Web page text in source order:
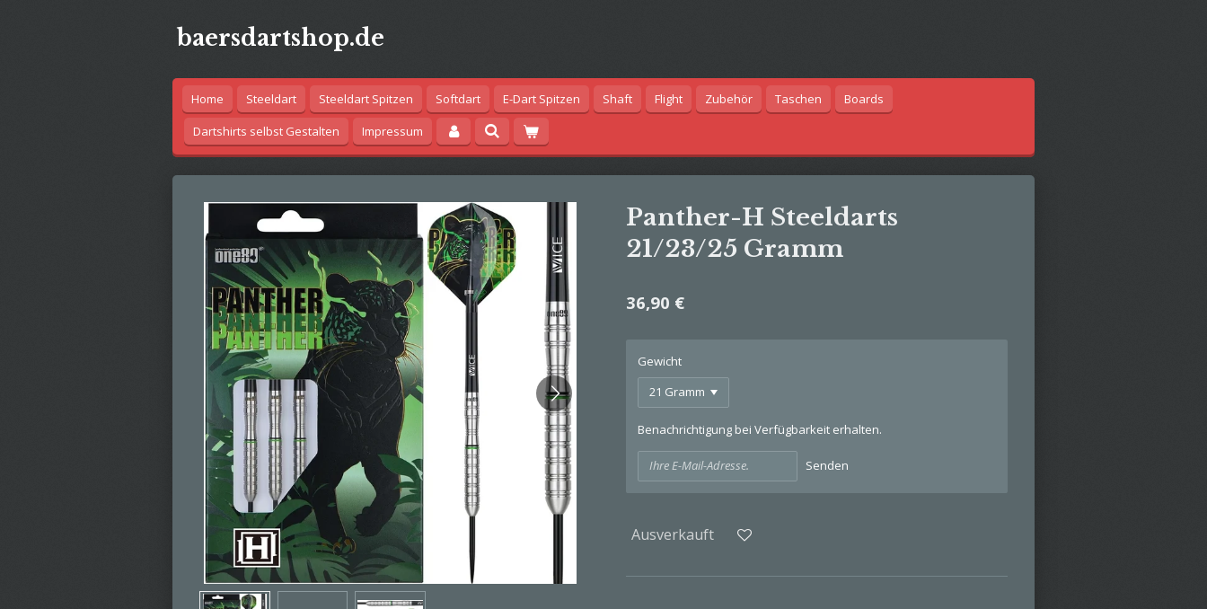
baersdartshop.de
Home Steeldart Steeldart Spitzen Softdart E-Dart Spitzen Shaft Flight Zubehör Taschen
Boards
Dartshirts selbst Gestalten
Impressum
Panther-H Steeldarts
21/23/25 Gramm
36,90 €
Gewicht
Benachrichtigung bei Verfügbarkeit erhalten.
Senden
Ausverkauft